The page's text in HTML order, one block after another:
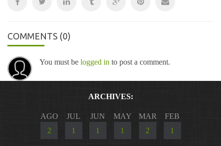
COMMENTS (0)
You must be logged in to post a comment.
ARCHIVES:
AGO
2
JUL
1
JUN
1
MAY
1
MAR
2
FEB
1